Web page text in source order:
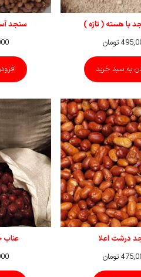
با هسته ( تازه )
تومان
به سبد خرید
سنجد
درشت اعلا
تومان
عناب